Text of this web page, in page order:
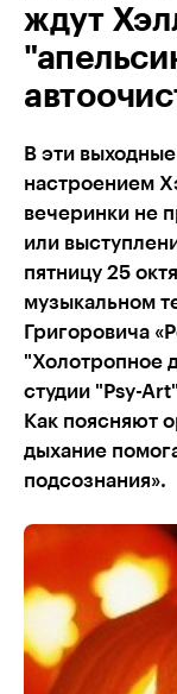
ждут
В эти
настроением
вечеринки не
или
пятницу 25
музыкальном
Григоровича
"Холотропное
студии "Psy-
Как поясняют
дыхание
подсознания».